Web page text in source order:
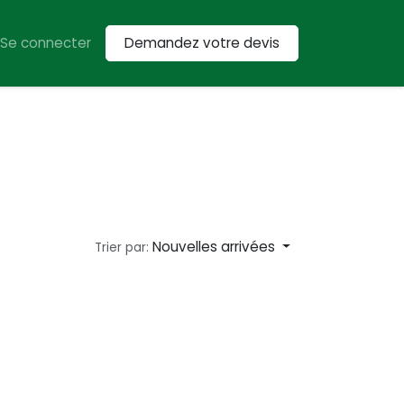
Location Tondeuses Tracteurs Véhicules utilitaires
Se connecter Demandez votre devis
Trier par: Nouvelles arrivées